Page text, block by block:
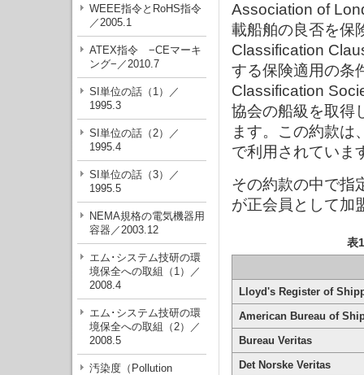
WEEE指令とRoHS指令
／2005.1
ATEX指令 −CEマーキ
ング−／2010.7
SI単位の話（1）／
1995.3
SI単位の話（2）／
1995.4
SI単位の話（3）／
1995.5
NEMA規格の電気機器用
容器／2003.12
エム･システム技研の環
境保全への取組（1）／
2008.4
エム･システム技研の環
境保全への取組（2）／
2008.5
汚染度（Pollution
Association of
載船舶の良否を保
Classification
する保険適用の条
Classification
協会の船級を取得
ます。この約款は
で利用されていま
その約款の中で指
が正会員として加
表
Lloyd's Register of
American Bureau of
Bureau Veritas
Det Norske Veritas